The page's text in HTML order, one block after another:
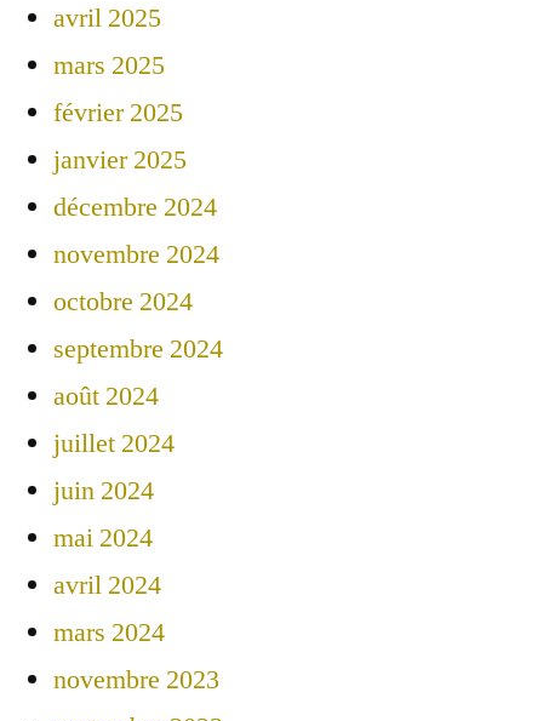
avril 2025
mars 2025
février 2025
janvier 2025
décembre 2024
novembre 2024
octobre 2024
septembre 2024
août 2024
juillet 2024
juin 2024
mai 2024
avril 2024
mars 2024
novembre 2023